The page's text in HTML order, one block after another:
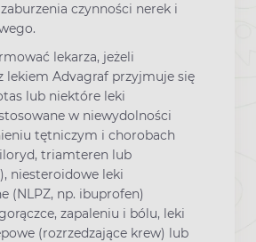
czynności nerek i
lekarza, jeżeli
lekiem Advagraf przyjmuje się
lub niektóre leki
w niewydolności
tętniczym i chorobach
triamteren lub
niesteroidowe leki
(NLPZ, np. ibuprofen)
zapaleniu i bólu, leki
(rozrzedzające krew) lub